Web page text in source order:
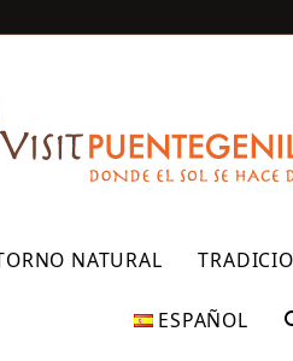
NATURAL
ESPAÑOL